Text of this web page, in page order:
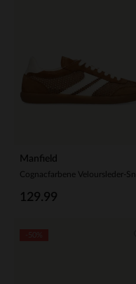
Manfield
129.99